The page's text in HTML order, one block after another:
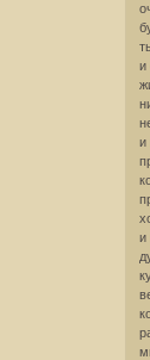
и
и
и